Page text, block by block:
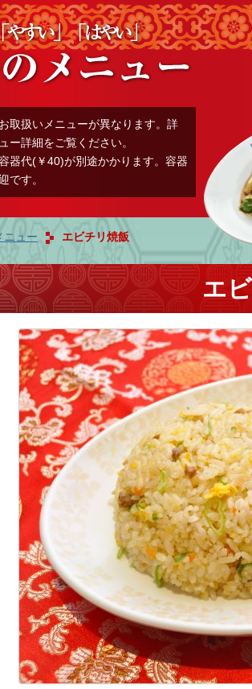
取扱いメニューが異なります。詳
ー詳細をご覧ください。
器代(￥40)が別途かかります。容器
です。
ニュー エビチリ焼飯
エ